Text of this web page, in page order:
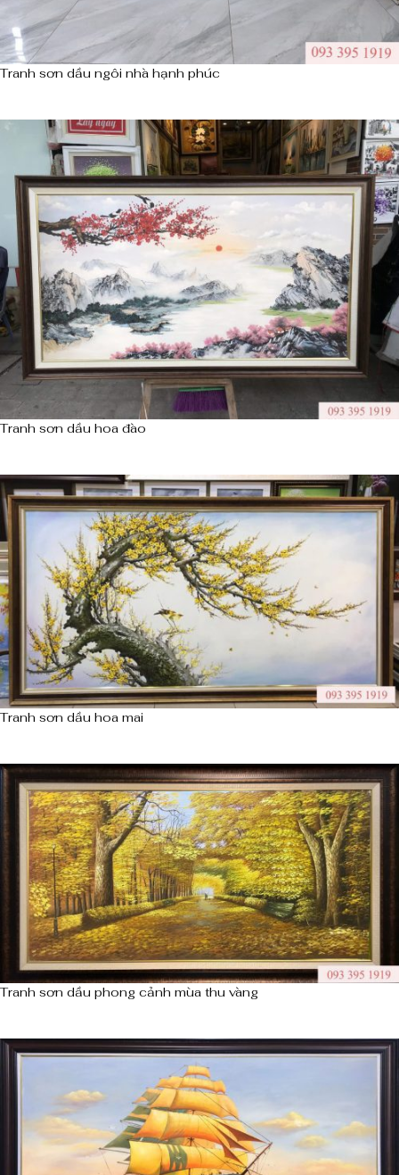
Tranh sơn dầu ngôi nhà hạnh phúc
Tranh sơn dầu hoa đào
Tranh sơn dầu hoa mai
Tranh sơn dầu phong cảnh mùa thu vàng